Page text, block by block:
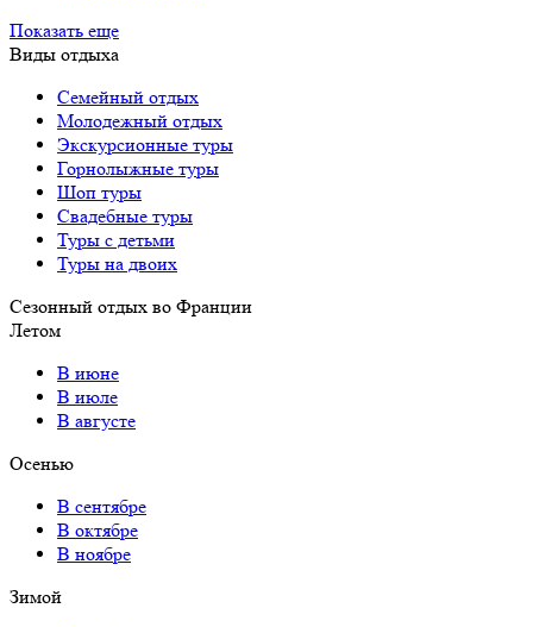
Показать еще
Виды отдыха
Семейный отдых
Молодежный отдых
Экскурсионные туры
Горнолыжные туры
Шоп туры
Свадебные туры
Туры с детьми
Туры на двоих
Сезонный отдых во Франции
Летом
В июне
В июле
В августе
Осенью
В сентябре
В октябре
В ноябре
Зимой